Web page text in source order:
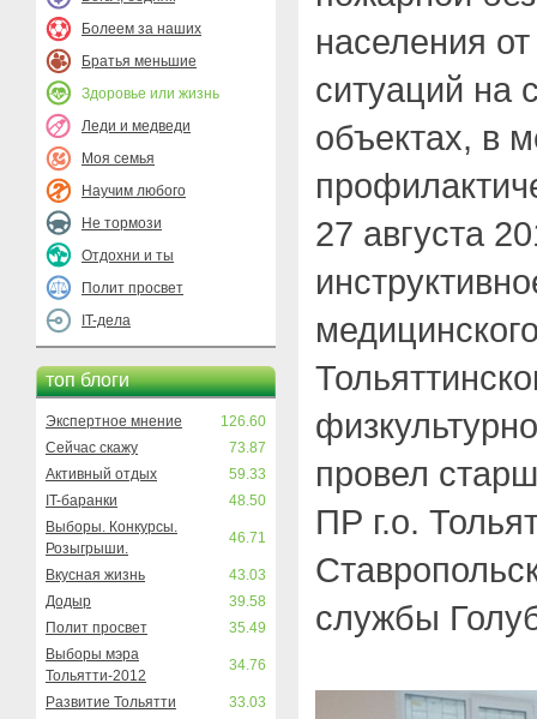
Болеем за наших
Братья меньшие
Здоровье или жизнь
Леди и медведи
Моя семья
Научим любого
Не тормози
Отдохни и ты
Полит просвет
IT-дела
топ блоги
Экспертное мнение
126.60
Сейчас скажу
73.87
Активный отдых
59.33
IT-баранки
48.50
Выборы. Конкурсы.
Розыгрыши.
46.71
Вкусная жизнь
43.03
Додыр
39.58
Полит просвет
35.49
Выборы мэра
Тольятти-2012
34.76
Развитие Тольятти 33.03
населения
ситуаций на
объектах, в
27 августа
провел
ПР г.о.
службы